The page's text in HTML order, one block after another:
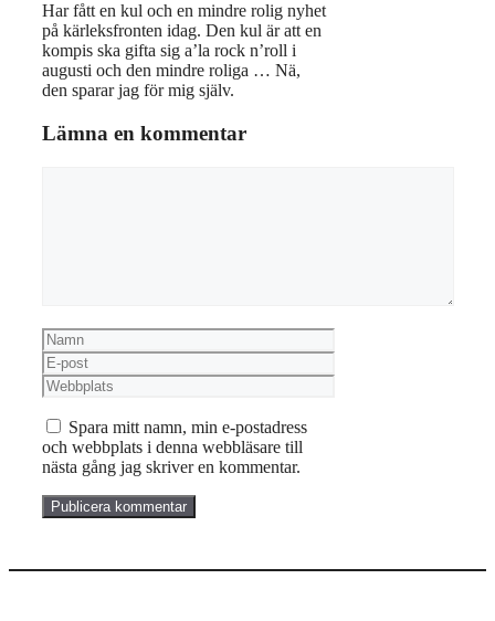
Har fått en kul och en mindre rolig nyhet
på kärleksfronten idag. Den kul är att en
kompis ska gifta sig a’la rock n’roll i
augusti och den mindre roliga … Nä,
den sparar jag för mig själv.
Lämna en kommentar
Namn
E-
post
Webbplats
Spara mitt namn, min e-postadress
och webbplats i denna webbläsare till
nästa gång jag skriver en kommentar.